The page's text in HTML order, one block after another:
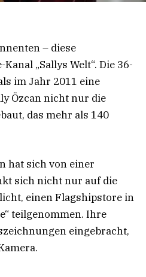
– diese
„Sallys Welt“. Die 36-
im Jahr 2011 eine
Özcan nicht nur die
das mehr als 140
hat sich von einer
sich nicht nur auf die
einen Flagshipstore in
teilgenommen. Ihre
eingebracht,